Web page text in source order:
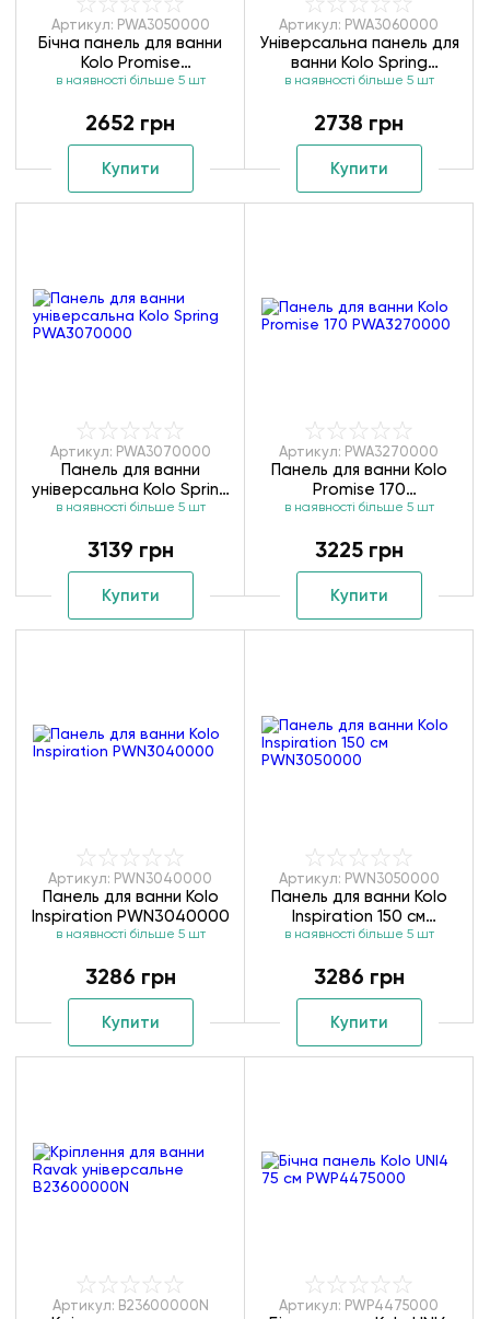
Артикул: PWA3050000
Бічна панель для ванни
Kolo Promise
PWA3050000
в наявності більше 5 шт
2652 грн
Купити
Артикул: PWA3060000
Універсальна панель для
ванни Kolo Spring
PWA3060000
в наявності більше 5 шт
2738 грн
Купити
Артикул: PWA3070000
Панель для ванни
універсальна Kolo Spring
PWA3070000
в наявності більше 5 шт
3139 грн
Купити
Артикул: PWA3270000
Панель для ванни Kolo
Promise 170
PWA3270000
в наявності більше 5 шт
3225 грн
Купити
Артикул: PWN3040000
Панель для ванни Kolo
Inspiration PWN3040000
в наявності більше 5 шт
3286 грн
Купити
Артикул: PWN3050000
Панель для ванни Kolo
Inspiration 150 см
PWN3050000
в наявності більше 5 шт
3286 грн
Купити
Артикул: B23600000N Артикул: PWP4475000